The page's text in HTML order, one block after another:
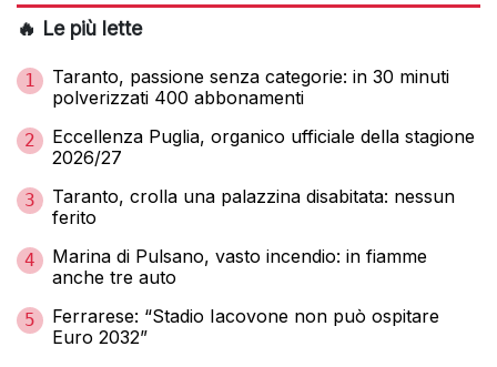
🔥 Le più lette
1
Taranto, passione senza categorie: in 30 minuti
polverizzati 400 abbonamenti
2
Eccellenza Puglia, organico ufficiale della stagione
2026/27
3
Taranto, crolla una palazzina disabitata: nessun
ferito
4
Marina di Pulsano, vasto incendio: in fiamme
anche tre auto
5
Ferrarese: “Stadio Iacovone non può ospitare
Euro 2032”